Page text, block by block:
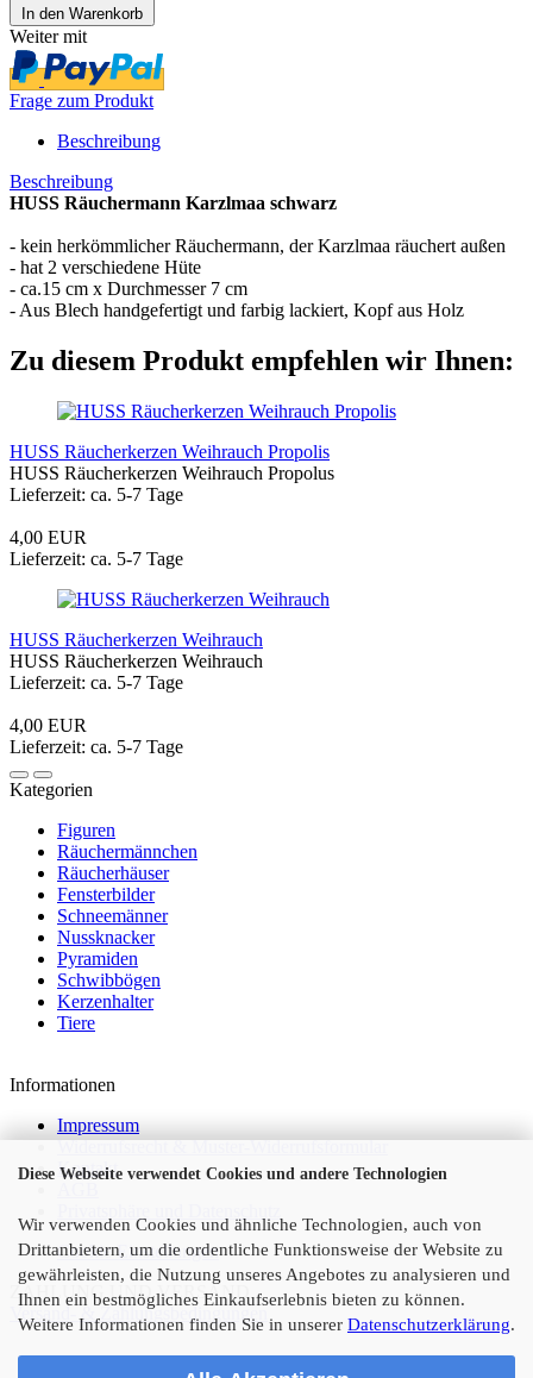
Diese Webseite verwendet Cookies und andere Technologien
Wir verwenden Cookies und ähnliche Technologien, auch von
Drittanbietern, um die ordentliche Funktionsweise der Website zu
gewährleisten, die Nutzung unseres Angebotes zu analysieren und
Ihnen ein bestmögliches Einkaufserlebnis bieten zu können.
Weitere Informationen finden Sie in unserer Datenschutzerklärung.
In den Warenkorb
Weiter mit
Frage zum Produkt
Beschreibung
Beschreibung
HUSS Räuchermann Karzlmaa schwarz
- kein herkömmlicher Räuchermann, der Karzlmaa räuchert außen
- hat 2 verschiedene Hüte
- ca.15 cm x Durchmesser 7 cm
- Aus Blech handgefertigt und farbig lackiert, Kopf aus Holz
Zu diesem Produkt empfehlen wir Ihnen:
HUSS Räucherkerzen Weihrauch Propolis
HUSS Räucherkerzen Weihrauch Propolus
Lieferzeit: ca. 5-7 Tage
4,00 EUR
Lieferzeit: ca. 5-7 Tage
HUSS Räucherkerzen Weihrauch
HUSS Räucherkerzen Weihrauch
Lieferzeit: ca. 5-7 Tage
4,00 EUR
Lieferzeit: ca. 5-7 Tage
Kategorien
Figuren
Räuchermännchen
Räucherhäuser
Fensterbilder
Schneemänner
Nussknacker
Pyramiden
Schwibbögen
Kerzenhalter
Tiere
Informationen
Impressum
Widerrufsrecht & Muster-Widerrufsformular
Kontakt
Cookie Einstellungen
ZAHLUNG UND VERSAND
Versand- & Zahlungsbedingungen